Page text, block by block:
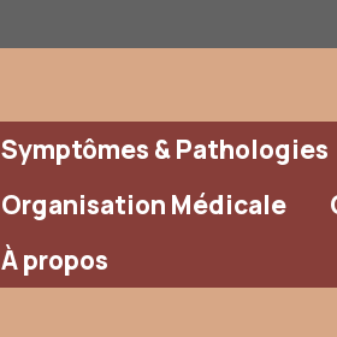
Symptômes & Pathologies
Organisation Médicale
À propos